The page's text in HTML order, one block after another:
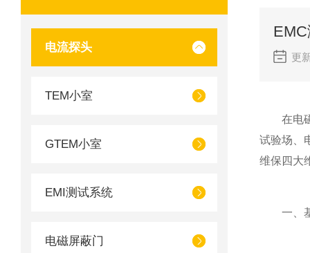
电流探头
TEM小室
GTEM小室
EMI测试系统
电磁屏蔽门
更
在电磁
试验场、
维保四大
一、基